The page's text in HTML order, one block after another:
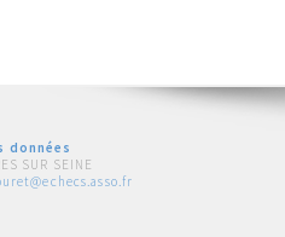
données
SUR SEINE